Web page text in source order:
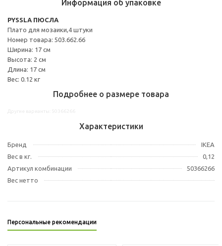
Информация об упаковке
PYSSLA ПЮСЛА
Плато для мозаики,4 штуки
Номер товара: 503.662.66
Ширина: 17 см
Высота: 2 см
Длина: 17 см
Вес: 0.12 кг
Подробнее о размере товара
Характеристики
Бренд
IKEA
Вес в кг.
0,12
Артикул комбинации
50366266
Вес нетто
Персональные рекомендации